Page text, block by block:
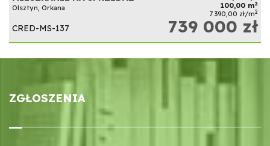
Olsztyn, Orkana
100,00 m2
7 390,00 zł/m2
CRED-MS-137 739 000 zł
ZGŁOSZENIA